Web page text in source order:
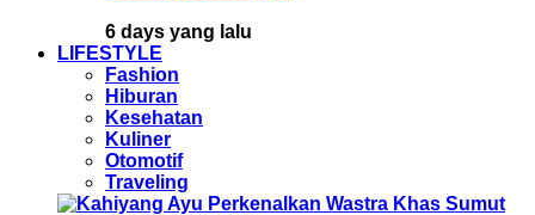
6 days yang lalu
LIFESTYLE
Fashion
Hiburan
Kesehatan
Kuliner
Otomotif
Traveling